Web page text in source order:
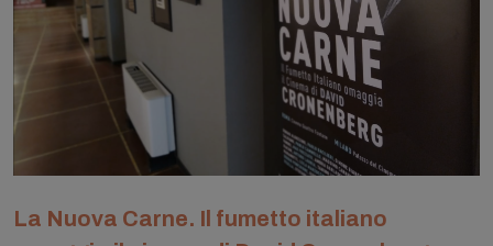
La Nuova Carne. Il fumetto italiano